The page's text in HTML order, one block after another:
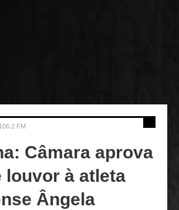
FM
Câmara aprova
louvor à atleta
Ângela